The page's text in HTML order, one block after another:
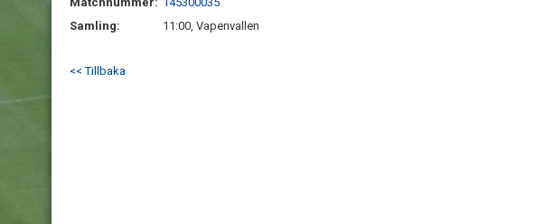
Samling:
11:00, Vapenvallen
<< Tillbaka